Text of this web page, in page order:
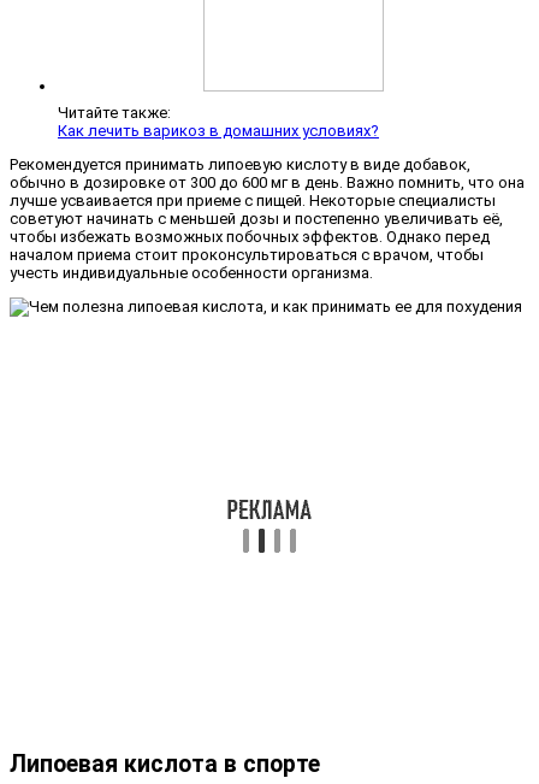
Читайте также:
Как лечить варикоз в домашних условиях?
Рекомендуется принимать липоевую кислоту в виде добавок,
обычно в дозировке от 300 до 600 мг в день. Важно помнить, что она
лучше усваивается при приеме с пищей. Некоторые специалисты
советуют начинать с меньшей дозы и постепенно увеличивать её,
чтобы избежать возможных побочных эффектов. Однако перед
началом приема стоит проконсультироваться с врачом, чтобы
учесть индивидуальные особенности организма.
Липоевая кислота в спорте